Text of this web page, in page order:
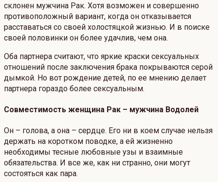
склонен мужчина Рак. Хотя возможен и совершенно
противоположный вариант, когда он отказывается
расставаться со своей холостяцкой жизнью. И в поиске
своей половинки он более удачлив, чем она.
Оба партнера считают, что яркие краски сексуальных
отношений после заключения брака покрываются серой
дымкой. Но вот рождение детей, по ее мнению делает
партнера гораздо более сексуальным.
Совместимость женщина Рак – мужчина Водолей
Он – голова, а она – сердце. Его ни в коем случае нельзя
держать на коротком поводке, а ей жизненно
необходимы тесные любовные узы и взаимные
обязательства. И все же, как ни странно, они могут
состояться как пара.